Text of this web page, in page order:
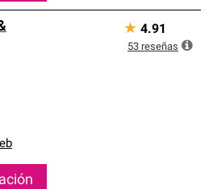
★ 4.91
53 reseñas